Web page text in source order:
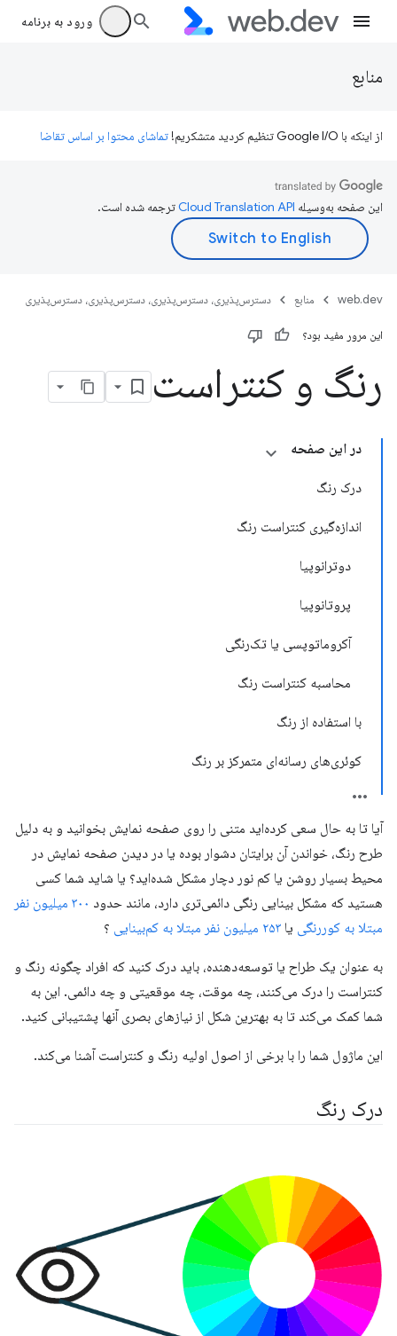
ورود به برنامه
منابع
از اینکه با Google I/O تنظیم کردید متشکریم! تماشای محتوا بر اساس تقاضا
این صفحه به‌وسیله ترجمه شده است.
web.dev منابع دسترس‌پذیری، دسترس‌پذیری، دسترس‌پذیری، دسترس‌پذیری
این مرور مفید بود؟
رنگ و کنتراست
در این صفحه
درک رنگ
اندازه‌گیری کنتراست رنگ
دوترانوپیا
پروتانوپیا
آکروماتوپسی یا تک‌رنگی
محاسبه کنتراست رنگ
با استفاده از رنگ
کوئری‌های رسانه‌ای متمرکز بر رنگ
آیا تا به حال سعی کرده‌اید متنی را روی صفحه نمایش بخوانید و به دلیل
طرح رنگ، خواندن آن برایتان دشوار بوده یا در دیدن صفحه نمایش در
محیط بسیار روشن یا کم نور دچار مشکل شده‌اید؟ یا شاید شما کسی
هستید که مشکل بینایی رنگی دائمی‌تری دارد، مانند حدود
۳۰۰ میلیون نفر
مبتلا به کوررنگی یا ۲۵۳ میلیون نفر مبتلا به کم‌بینایی ؟
به عنوان یک طراح یا توسعه‌دهنده، باید درک کنید که افراد چگونه رنگ و
کنتراست را درک می‌کنند، چه موقت، چه موقعیتی و چه دائمی. این به
شما کمک می‌کند تا به بهترین شکل از نیازهای بصری آنها پشتیبانی کنید.
این ماژول شما را با برخی از اصول اولیه رنگ و کنتراست آشنا می‌کند.
درک رنگ